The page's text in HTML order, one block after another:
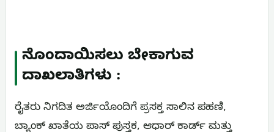
ನೊಂದಾಯಿಸಲು ಬೇಕಾಗುವ
ದಾಖಲಾತಿಗಳು :
ರೈತರು ನಿಗದಿತ ಅರ್ಜಿಯೊಂದಿಗೆ ಪ್ರಸಕ್ತ ಸಾಲಿನ ಪಹಣಿ,
ಬ್ಯಾಂಕ್ ಖಾತೆಯ ಪಾಸ್ ಪುಸ್ತಕ, ಆಧಾರ್ ಕಾರ್ಡ್ ಮತ್ತು